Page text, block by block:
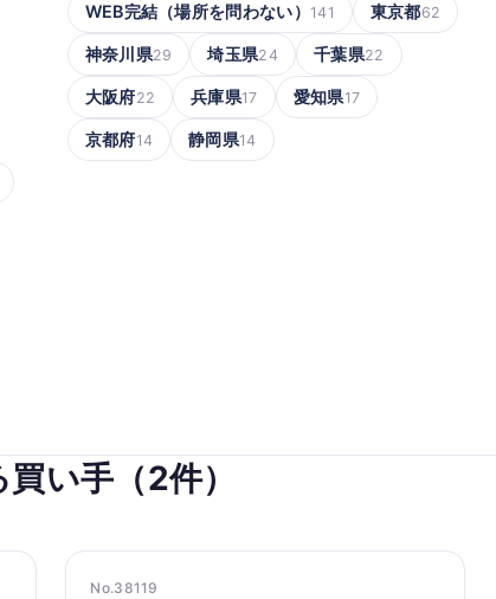
WEB完結（場所を問わない） 141 東京都62
神奈川県29 埼玉県24 千葉県22
大阪府22 兵庫県17 愛知県17
京都府14 静岡県14
い手（2件）
No.38119